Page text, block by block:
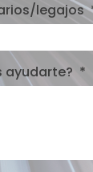
legajos
ayudarte?